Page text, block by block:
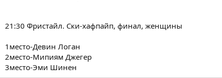
21:30 Фристайл. Ски-хафпайп, финал, женщины
1место-Девин Логан
2место-Мипиям Джегер
3место-Эми Шинен